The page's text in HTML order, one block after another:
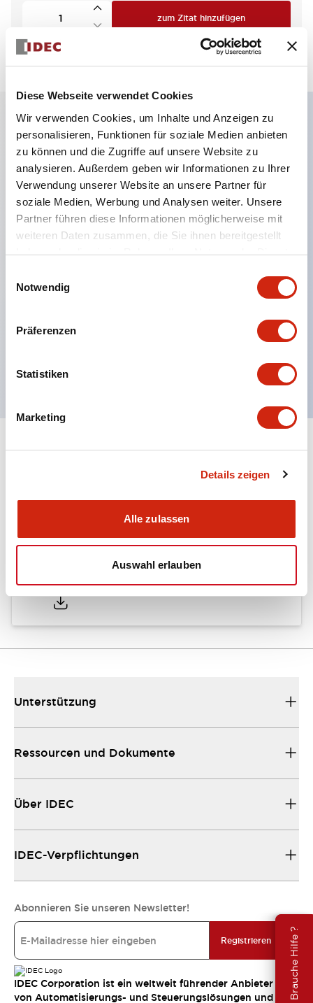
Diese Webseite verwendet Cookies
Wir verwenden Cookies, um Inhalte und Anzeigen zu
personalisieren, Funktionen für soziale Medien anbieten
zu können und die Zugriffe auf unsere Website zu
analysieren. Außerdem geben wir Informationen zu Ihrer
Verwendung unserer Website an unsere Partner für
soziale Medien, Werbung und Analysen weiter. Unsere
Partner führen diese Informationen möglicherweise mit
weiteren Daten zusammen, die Sie ihnen bereitgestellt
haben oder die sie im Rahmen Ihrer Nutzung der Dienste
Notwendig
Präferenzen
Statistiken
Marketing
Details zeigen
Alle zulassen
Auswahl erlauben
Brauche Hilfe ?
zum Zitat hinzufügen
Hauptmerkmale
Eine dichte Montage in Gruppen ist möglich, und
das An- und Abstecken der Kontakt-Einheit ist
auch bei der dichten Montage in Gruppen einfach
durchführbar.
das An- und Abnehmen des Verriegelungshebels.
Schutzart ist Spritzwassergeschützt, IP65 (IEC
60529). (Der Summer ist geschlossen ausgeführt)
Unterstützung
Ressourcen und Dokumente
Über IDEC
IDEC-Verpflichtungen
Abonnieren Sie unseren Newsletter!
Registrieren
IDEC Corporation ist ein weltweit führender Anbieter
von Automatisierungs- und Steuerungslösungen und